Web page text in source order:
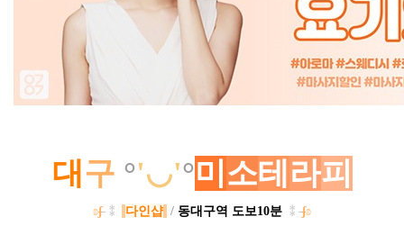
대 구 °'◡'°미소테 라피
ʚʃ ⁑ 다인샵 / 동대구역 도보10분 ⁑ ʃʚ